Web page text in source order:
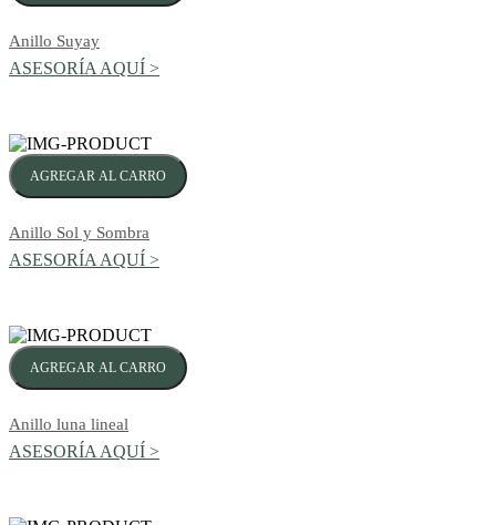
Anillo Suyay
ASESORÍA AQUÍ >
AGREGAR AL CARRO
Anillo Sol y Sombra
ASESORÍA AQUÍ >
AGREGAR AL CARRO
Anillo luna lineal
ASESORÍA AQUÍ >